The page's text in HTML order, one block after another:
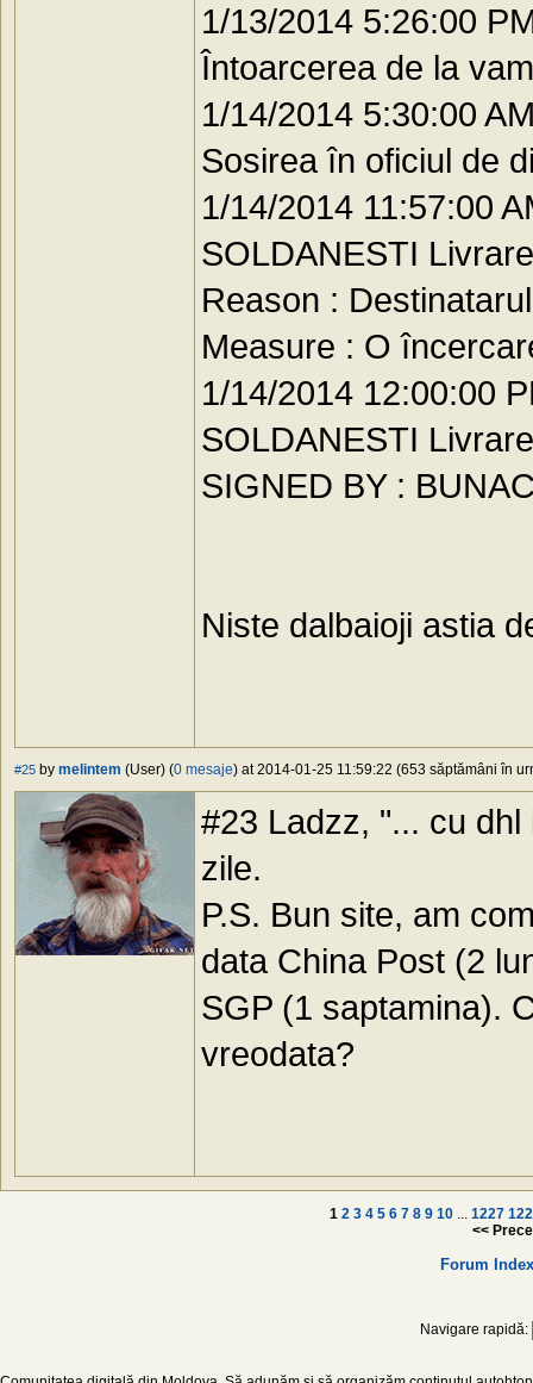
1/13/2014 5:26:00
Întoarcerea de la
1/14/2014 5:30:00
Sosirea în oficiul de
1/14/2014 11:57:00
SOLDANESTI
Reason :
Measure : O
1/14/2014 12:00:00
SOLDANESTI
SIGNED BY :
Niste dalbaioji astia
#25 by melintem (User) (0 mesaje) at 2014-01-25 11:59:22 (653 săptămâni în
#23 Ladzz, "... cu
zile.
P.S. Bun site, am
data China Post (2
SGP (1 saptamina).
vreodata?
1 2 3 4 5 6 7 8 9 10 ... 1227
<<
Forum Index
Navigare rapidă: